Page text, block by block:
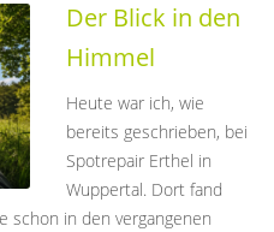
Der Blick in den
Himmel
Heute war ich, wie
bereits geschrieben, bei
Spotrepair Erthel in
Wuppertal. Dort fand
schon in den vergangenen